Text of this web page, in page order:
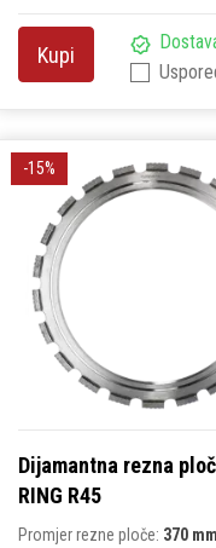
Kupi
Dijamantna rezna
RING R45
Promjer rezne ploče: 370 mm
-15%